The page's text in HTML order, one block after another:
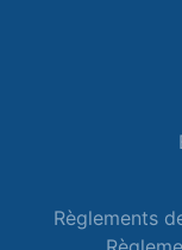
Règlements